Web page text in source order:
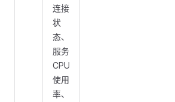
连接
状
态、
服务
CPU
使用
率、